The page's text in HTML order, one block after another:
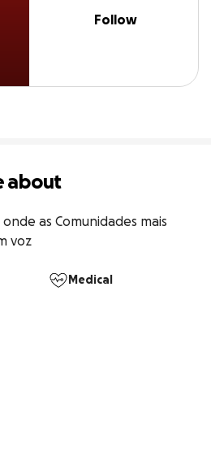
Follow
about
as Comunidades mais
voz
Medical